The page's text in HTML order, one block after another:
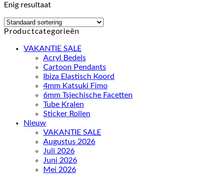
Enig resultaat
Productcategorieën
VAKANTIE SALE
Acryl Bedels
Cartoon Pendants
Ibiza Elastisch Koord
4mm Katsuki Fimo
6mm Tsjechische Facetten
Tube Kralen
Sticker Rollen
Nieuw
VAKANTIE SALE
Augustus 2026
Juli 2026
Juni 2026
Mei 2026